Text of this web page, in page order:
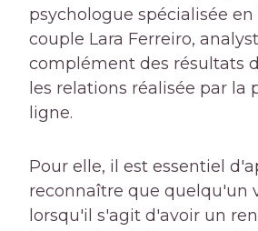
psychologue spécialisée
couple Lara Ferreiro,
complément des résultats
les relations réalisée par la
ligne.
Pour elle, il est essentiel
reconnaître que quelqu'un
lorsqu'il s'agit d'avoir un